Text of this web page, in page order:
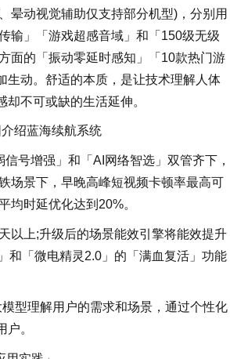
晕动视觉辅助仅支持部分机型)，分别用
输」「游戏超感音域」和「150级无级
面的「振动零延时感知」「10款热门游
生动。舒适的本质，是让技术理解人体
不可或缺的生活延伸。
绍蓝海续航系统
号增强」和「AI网络智选」双管齐下，
场景下，早晚高峰短视频卡顿率最高可
均时延优化达到20%。
以上;升级后的场景能效引擎将能效提升
和「微电精灵2.0」的「满血复活」功能
型理解用户的需求和场景，通过个性化
。